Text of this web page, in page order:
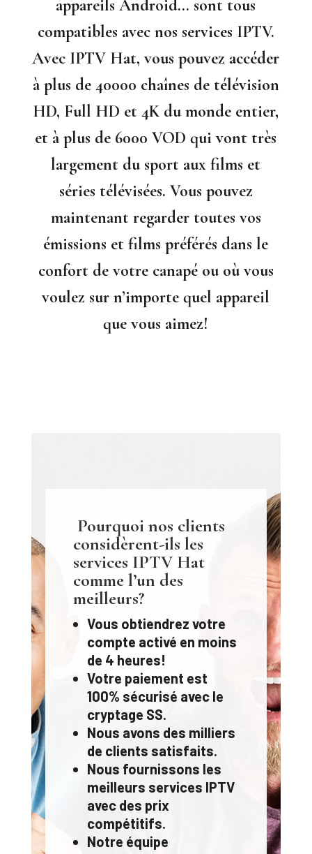
appareils Android… sont tous
compatibles avec nos services IPTV.
Avec IPTV Hat, vous pouvez accéder
à plus de 40000 chaînes de télévision
HD, Full HD et 4K du monde entier,
et à plus de 6000 VOD qui vont très
largement du sport aux films et
séries télévisées. Vous pouvez
maintenant regarder toutes vos
émissions et films préférés dans le
confort de votre canapé ou où vous
voulez sur n’importe quel appareil
que vous aimez!
Pourquoi nos clients
considèrent-ils les
services IPTV Hat
comme l’un des
meilleurs?
Vous obtiendrez votre
compte activé en moins
de 4 heures!
Votre paiement est
100% sécurisé avec le
cryptage SS.
Nous avons des milliers
de clients satisfaits.
Nous fournissons les
meilleurs services IPTV
avec des prix
compétitifs.
Notre équipe